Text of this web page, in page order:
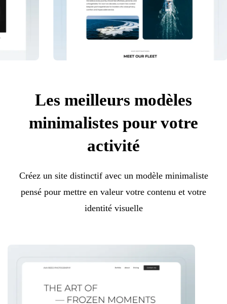
Les meilleurs modèles
minimalistes pour votre
activité
Créez un site distinctif avec un modèle minimaliste
pensé pour mettre en valeur votre contenu et votre
identité visuelle